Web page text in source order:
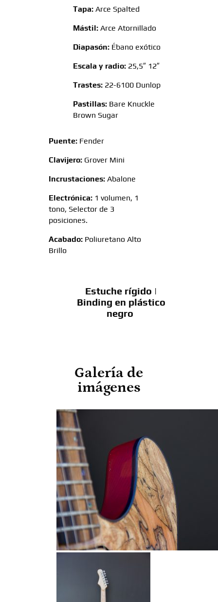
Tapa: Arce Spalted
Mástil: Arce Atornillado
Diapasón: Ébano exótico
Escala y radio: 25,5″ 12″
Trastes: 22-6100 Dunlop
Pastillas: Bare Knuckle
Brown Sugar
Puente: Fender
Clavijero: Grover Mini
Incrustaciones: Abalone
Electrónica: 1 volumen, 1
tono, Selector de 3
posiciones.
Acabado: Poliuretano Alto
Brillo
Estuche rígido |
Binding en plástico
negro
Galería de
imágenes